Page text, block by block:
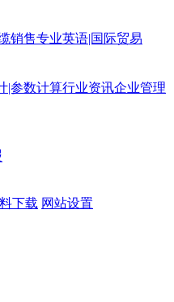
销售专业英语|国际贸易
|参数计算行业资讯企业管理
下载 网站设置